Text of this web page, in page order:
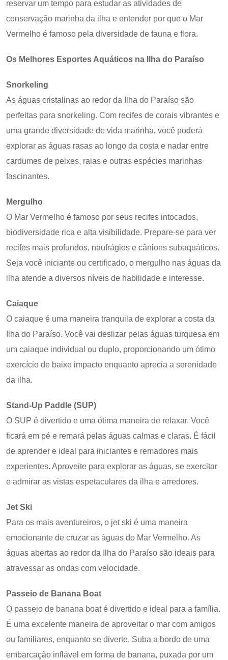
reservar um tempo para estudar as atividades de
conservação marinha da ilha e entender por que o Mar
Vermelho é famoso pela diversidade de fauna e flora.
Os Melhores Esportes Aquáticos na Ilha do Paraíso
Snorkeling
As águas cristalinas ao redor da Ilha do Paraíso são
perfeitas para snorkeling. Com recifes de corais vibrantes e
uma grande diversidade de vida marinha, você poderá
explorar as águas rasas ao longo da costa e nadar entre
cardumes de peixes, raias e outras espécies marinhas
fascinantes.
Mergulho
O Mar Vermelho é famoso por seus recifes intocados,
biodiversidade rica e alta visibilidade. Prepare-se para ver
recifes mais profundos, naufrágios e cânions subaquáticos.
Seja você iniciante ou certificado, o mergulho nas águas da
ilha atende a diversos níveis de habilidade e interesse.
Caiaque
O caiaque é uma maneira tranquila de explorar a costa da
Ilha do Paraíso. Você vai deslizar pelas águas turquesa em
um caiaque individual ou duplo, proporcionando um ótimo
exercício de baixo impacto enquanto aprecia a serenidade
da ilha.
Stand-Up Paddle (SUP)
O SUP é divertido e uma ótima maneira de relaxar. Você
ficará em pé e remará pelas águas calmas e claras. É fácil
de aprender e ideal para iniciantes e remadores mais
experientes. Aproveite para explorar as águas, se exercitar
e admirar as vistas espetaculares da ilha e arredores.
Jet Ski
Para os mais aventureiros, o jet ski é uma maneira
emocionante de cruzar as águas do Mar Vermelho. As
águas abertas ao redor da Ilha do Paraíso são ideais para
atravessar as ondas com velocidade.
Passeio de Banana Boat
O passeio de banana boat é divertido e ideal para a família.
É uma excelente maneira de aproveitar o mar com amigos
ou familiares, enquanto se diverte. Suba a bordo de uma
embarcação inflável em forma de banana, puxada por um